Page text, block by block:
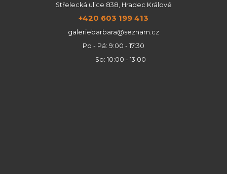
Střelecká ulice 838, Hradec Králové
+420 603 199 413
galeriebarbara@seznam.cz
Po - Pá: 9:00 - 17:30
So: 10:00 - 13:00